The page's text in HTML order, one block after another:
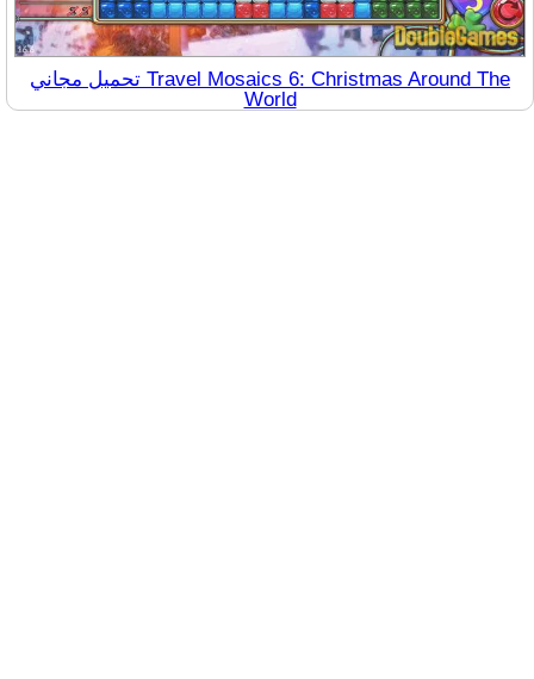
تحميل مجاني Travel Mosaics 6: Christmas Around The
World